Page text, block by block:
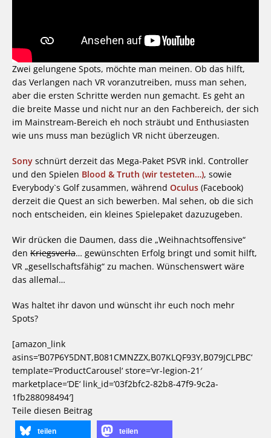
Zwei gelungene Spots, möchte man meinen. Ob das hilft,
das Verlangen nach VR voranzutreiben, muss man sehen,
aber die ersten Schritte werden nun gemacht. Es geht an
die breite Masse und nicht nur an den Fachbereich, der sich
im Mainstream-Bereich eh noch sträubt und Enthusiasten
wie uns muss man bezüglich VR nicht überzeugen.
Sony schnürt derzeit das Mega-Paket PSVR inkl. Controller
und den Spielen Blood & Truth (wir testeten…), sowie
Everybody`s Golf zusammen, während Oculus (Facebook)
derzeit die Quest an sich bewerben. Mal sehen, ob die sich
noch entscheiden, ein kleines Spielepaket dazuzugeben.
Wir drücken die Daumen, dass die „Weihnachtsoffensive“
den Kriegsverla… gewünschten Erfolg bringt und somit hilft,
VR „gesellschaftsfähig“ zu machen. Wünschenswert wäre
das allemal…
Was haltet ihr davon und wünscht ihr euch noch mehr
Spots?
[amazon_link
asins=’B07P6Y5DNT,B081CMNZZX,B07KLQF93Y,B079JCLPBC‘
template=’ProductCarousel‘ store=’vr-legion-21′
marketplace=’DE‘ link_id=’03f2bfc2-82b8-47f9-9c2a-
1fb288098494′]
Teile diesen Beitrag
teilen teilen